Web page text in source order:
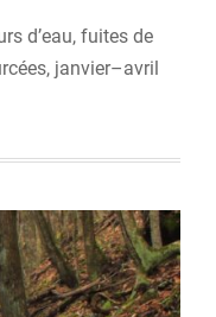
d’eau, fuites de
janvier–avril